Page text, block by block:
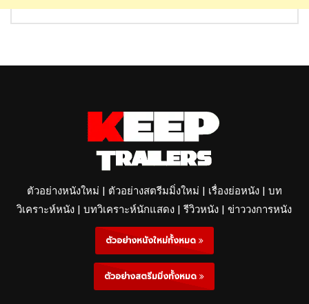
ตัวอย่างหนังใหม่ | ตัวอย่างสตรีมมิ่งใหม่ | เรื่องย่อหนัง | บท
วิเคราะห์หนัง | บทวิเคราะห์นักแสดง | รีวิวหนัง | ข่าววงการหนัง
ตัวอย่างหนังใหม่ทั้งหมด
ตัวอย่างสตรีมมิ่งทั้งหมด